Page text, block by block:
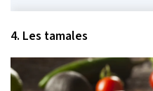
4. Les tamales